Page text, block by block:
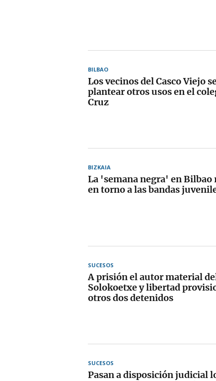
BILBAO
Los vecinos del Casco Viejo
plantear otros usos en el
Cruz
BIZKAIA
La 'semana negra' en Bilbao
en torno a las bandas
SUCESOS
A prisión el autor material
Solokoetxe y libertad
otros dos detenidos
SUCESOS
Pasan a disposición judicial